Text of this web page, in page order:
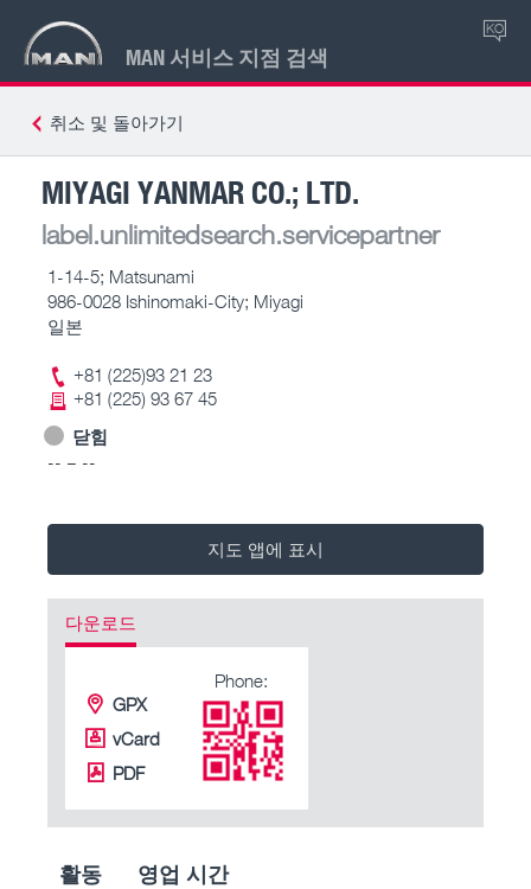
MAN 서비스 지점 검색
KO
취소 및 돌아가기
MIYAGI YANMAR CO.; LTD.
label.unlimitedsearch.servicepartner
1-14-5; Matsunami
986-0028 Ishinomaki-City; Miyagi
일본
+81 (225)93 21 23
+81 (225) 93 67 45
닫힘
-- – --
지도 앱에 표시
다운로드
GPX
vCard
PDF
Phone:
활동 영업 시간